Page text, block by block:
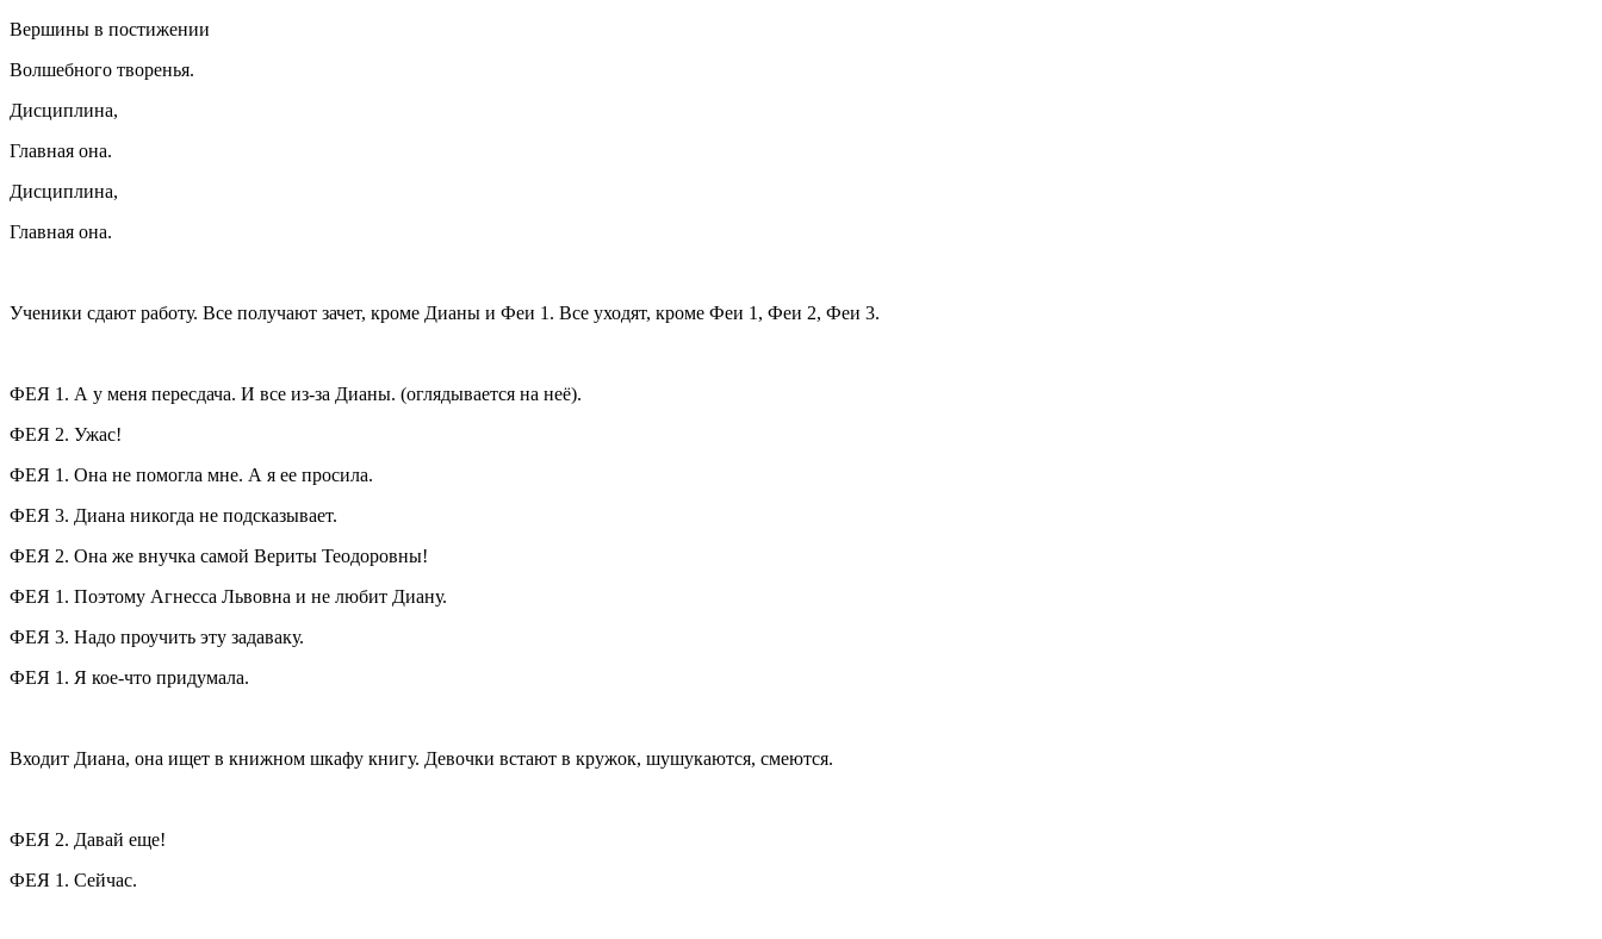
Вершины в постижении
Волшебного творенья.
Дисциплина,
Главная она.
Дисциплина,
Главная она.
Ученики сдают работу. Все получают зачет, кроме Дианы и Феи 1. Все уходят, кроме Феи 1, Феи 2, Феи 3.
ФЕЯ 1. А у меня пересдача. И все из-за Дианы. (оглядывается на неё).
ФЕЯ 2. Ужас!
ФЕЯ 1. Она не помогла мне. А я ее просила.
ФЕЯ 3. Диана никогда не подсказывает.
ФЕЯ 2. Она же внучка самой Вериты Теодоровны!
ФЕЯ 1. Поэтому Агнесса Львовна и не любит Диану.
ФЕЯ 3. Надо проучить эту задаваку.
ФЕЯ 1. Я кое-что придумала.
Входит Диана, она ищет в книжном шкафу книгу. Девочки встают в кружок, шушукаются, смеются.
ФЕЯ 2. Давай еще!
ФЕЯ 1. Сейчас.